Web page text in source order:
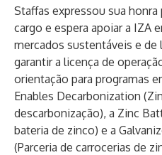
Staffas expressou sua
cargo e espera apoiar a IZA
mercados sustentáveis e de
garantir a licença de
orientação para programas
Enables Decarbonization
descarbonização), a Zinc
bateria de zinco) e a
(Parceria de carrocerias de